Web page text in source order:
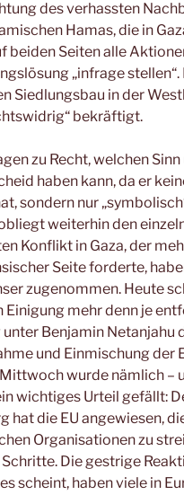
des verhassten
Hamas, die in
beiden Seiten alle
„infrage
Siedlungsbau in der
bekräftigt.
zu Recht, welchen
haben kann, da er
sondern nur
weiterhin den
Konflikt in Gaza, der
Seite forderte,
zugenommen. Heute
mehr denn je
unter Benjamin Netanjahu
und Einmischung der
wurde nämlich –
wichtiges Urteil gefällt:
hat die EU angewiesen,
Organisationen zu
Die gestrige
scheint, haben viele in